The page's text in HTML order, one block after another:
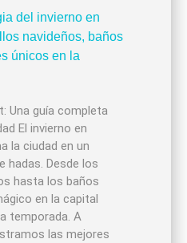
Una guía completa
El invierno en
la ciudad en un
hadas. Desde los
hasta los baños
en la capital
temporada. A
las mejores